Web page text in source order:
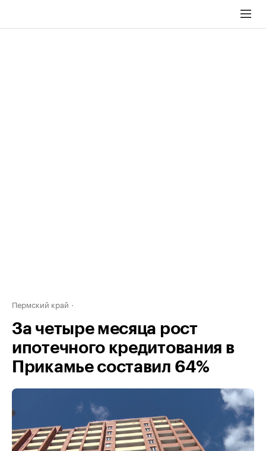
Пермский край
За четыре месяца рост
ипотечного кредитования в
Прикамье составил 64%